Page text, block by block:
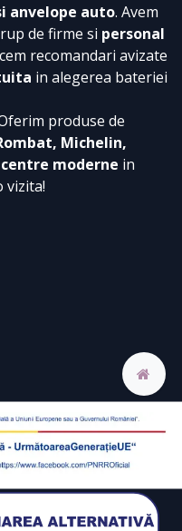
anvelope auto. Avem
de firme si personal
recomandari avizate
in alegerea bateriei
produse de
Michelin,
centre moderne in
vizita!